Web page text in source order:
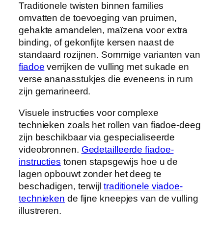
Traditionele twisten binnen families
omvatten de toevoeging van pruimen,
gehakte amandelen, maïzena voor extra
binding, of gekonfijte kersen naast de
standaard rozijnen. Sommige varianten van
fiadoe verrijken de vulling met sukade en
verse ananasstukjes die eveneens in rum
zijn gemarineerd.
Visuele instructies voor complexe
technieken zoals het rollen van fiadoe-deeg
zijn beschikbaar via gespecialiseerde
videobronnen. Gedetailleerde fiadoe-
instructies tonen stapsgewijs hoe u de
lagen opbouwt zonder het deeg te
beschadigen, terwijl traditionele viadoe-
technieken de fijne kneepjes van de vulling
illustreren.